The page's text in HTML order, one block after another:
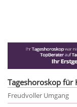
Tageshoroskop für
Freudvoller Umgang